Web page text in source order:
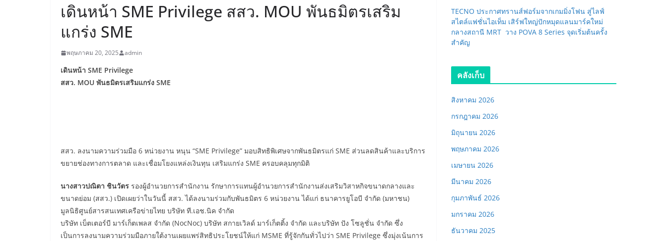
เดินหน้า SME Privilege สสว. MOU พันธมิตรเสริม
แกร่ง SME
พฤษภาคม 20, 2025 admin
เดินหน้า SME Privilege
สสว. MOU พันธมิตรเสริมแกร่ง SME
สสว. ลงนามความร่วมมือ 6 หน่วยงาน หนุน “SME Privilege” มอบสิทธิพิเศษจากพันธมิตรแก่ SME ส่วนลดสินค้าและบริการ
ขยายช่องทางการตลาด และเชื่อมโยงแหล่งเงินทุน เสริมแกร่ง SME ครอบคลุมทุกมิติ
นางสาวปณิตา ชินวัตร รองผู้อำนวยการสำนักงาน รักษาการแทนผู้อำนวยการสำนักงานส่งเสริมวิสาหกิจขนาดกลางและ
ขนาดย่อม (สสว.) เปิดเผยว่าในวันนี้ สสว. ได้ลงนามร่วมกับพันธมิตร 6 หน่วยงาน ได้แก่ ธนาคารยูโอบี จำกัด (มหาชน)
มูลนิธิศูนย์สารสนเทศเครือข่ายไทย บริษัท ที.เอช.นิค จำกัด
บริษัท เบ็ตเตอร์บี มาร์เก็ตเพลส จำกัด (NocNoc) บริษัท สกายเวิลด์ มาร์เก็ตติ้ง จำกัด และบริษัท ปัง โซลูชั่น จำกัด ซึ่ง
เป็นการลงนามความร่วมมือภายใต้งานเผยแพร่สิทธิประโยชน์ให้แก่ MSME ที่รู้จักกันทั่วไปว่า SME Privilege ซึ่งมุ่งเน้นการ
TECNO ประกาศทรานส์ฟอร์มจากเกมมิ่งโฟน สู่ไลฟ์
สไตล์แฟชั่นไอเท็ม เสิร์ฟใหญ่ปักหมุดแลนมาร์คใหม่
กลางสถานี MRT วาง POVA 8 Series จุดเริ่มต้นครั้ง
สำคัญ
คลังเก็บ
สิงหาคม 2026
กรกฎาคม 2026
มิถุนายน 2026
พฤษภาคม 2026
เมษายน 2026
มีนาคม 2026
กุมภาพันธ์ 2026
มกราคม 2026
ธันวาคม 2025